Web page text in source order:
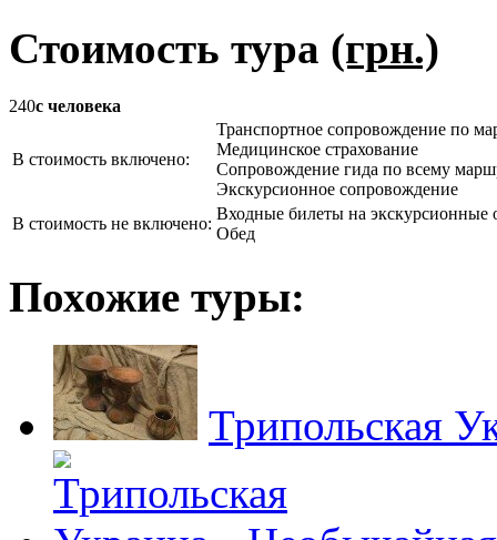
Стоимость тура (грн.)
240с человека
В стоимость включено:
Транспортное сопровождение по
Медицинское страхование
Сопровождение гида по всему
Экскурсионное сопровождение
В стоимость не включено:
Входные билеты на экскурсионные
Обед
Похожие туры:
Трипольская